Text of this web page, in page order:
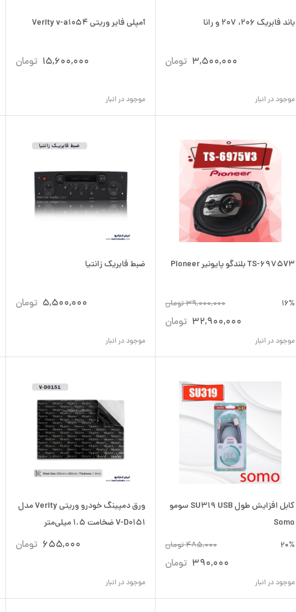
باند فابریک 206، 207 و رانا
3,500,000 تومان
موجود در انبار
آمپلی فایر وریتی Verity v-a1054
15,600,000 تومان
موجود در انبار
TS-6975V3 بلندگو پایونیر Pioneer
16%
39,000,000تومان
32,900,000 تومان
موجود در انبار
ضبط فابریک زانتیا
5,500,000 تومان
موجود در انبار
کابل افزایش طول SU319 USB سومو
Somo
20%
485,000تومان
390,000 تومان
موجود در انبار
ورق دمپینگ خودرو وریتی Verity مدل
V-D0151 ضخامت 1.5 میلی‌متر
655,000 تومان
موجود در انبار